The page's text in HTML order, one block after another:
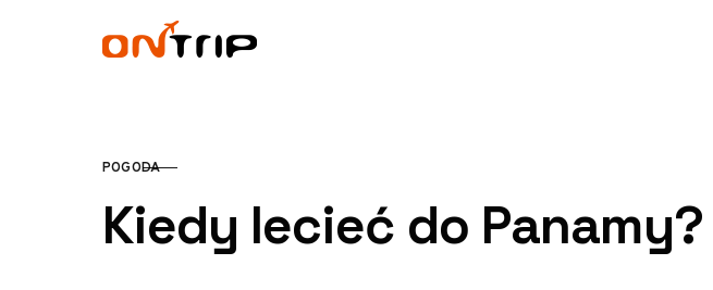
KATEGORIA
POGODA
Kiedy lecieć do